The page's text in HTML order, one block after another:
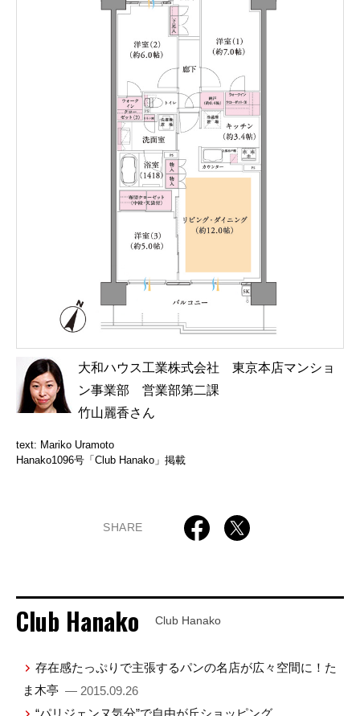
大和ハウス工業株式会社 東京本店マンショ
ン事業部 営業部第二課
竹山麗香さん
text: Mariko Uramoto
Hanako1096号「Club Hanako」掲載
SHARE
Club Hanako Club Hanako
存在感たっぷりで主張するパンの名店が広々空間に！た
ま木亭 — 2015.09.26